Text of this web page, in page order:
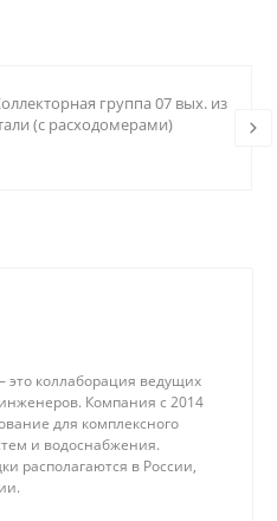
группа 07 вых. из
(с расходомерами)
это коллаборация ведущих
Компания с 2014
для комплексного
и водоснабжения.
располагаются в России,